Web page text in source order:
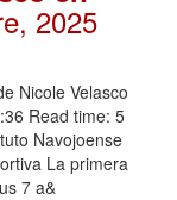
2025
Nicole Velasco
Read time: 5
Navojoense
La primera
7 a&